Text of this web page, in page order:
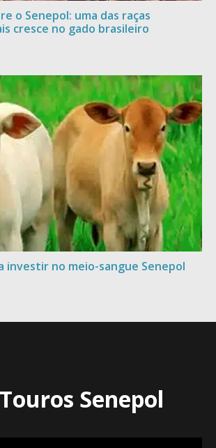
o Senepol: uma das raças
cresce no gado brasileiro
investir no meio-sangue Senepol
Senepol